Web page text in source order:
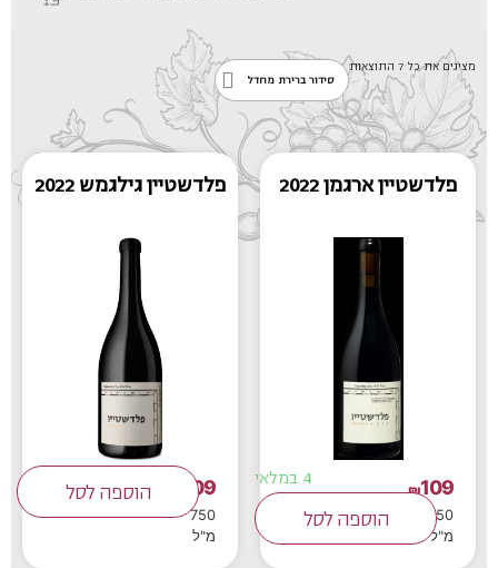
מציגים את כל ⁦7⁩ התוצאות
פלדשטיין ארגמן 2022
₪109
750
מ"ל
4 במלאי
הוספה לסל
פלדשטיין גילגמש 2022
109
750
מ"ל
הוספה לסל